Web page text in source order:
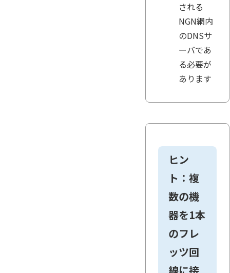
される
NGN網内
のDNSサ
ーバであ
る必要が
あります
ヒン
ト：複
数の機
器を1本
のフレ
ッツ回